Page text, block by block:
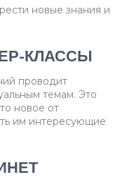
новые знания и
КЛАССЫ
проводит
темам. Это
новое от
им интересующие